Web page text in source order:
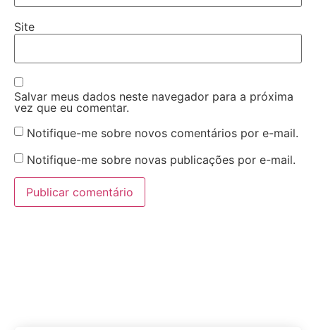
Site
Salvar meus dados neste navegador para a próxima
vez que eu comentar.
Notifique-me sobre novos comentários por e-mail.
Notifique-me sobre novas publicações por e-mail.